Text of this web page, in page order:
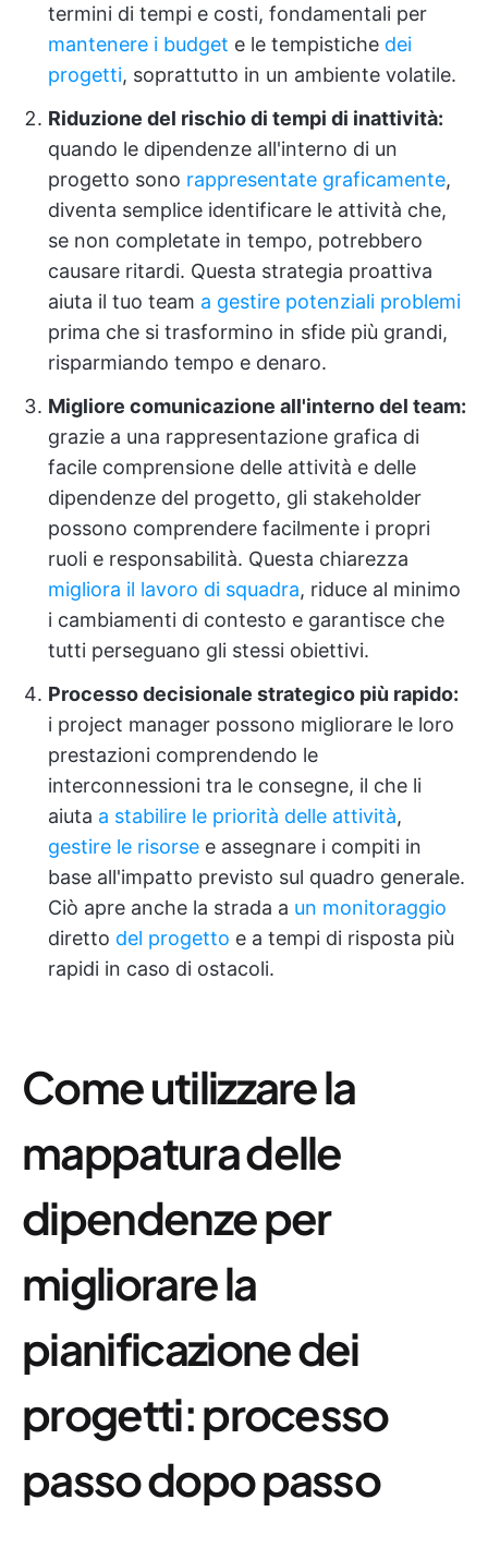
termini di tempi e costi, fondamentali per
mantenere i budget e le tempistiche dei
progetti, soprattutto in un ambiente volatile.
Riduzione del rischio di tempi di inattività:
quando le dipendenze all'interno di un
progetto sono rappresentate graficamente,
diventa semplice identificare le attività che,
se non completate in tempo, potrebbero
causare ritardi. Questa strategia proattiva
aiuta il tuo team a gestire potenziali problemi
prima che si trasformino in sfide più grandi,
risparmiando tempo e denaro.
Migliore comunicazione all'interno del team:
grazie a una rappresentazione grafica di
facile comprensione delle attività e delle
dipendenze del progetto, gli stakeholder
possono comprendere facilmente i propri
ruoli e responsabilità. Questa chiarezza
migliora il lavoro di squadra, riduce al minimo
i cambiamenti di contesto e garantisce che
tutti perseguano gli stessi obiettivi.
Processo decisionale strategico più rapido:
i project manager possono migliorare le loro
prestazioni comprendendo le
interconnessioni tra le consegne, il che li
aiuta a stabilire le priorità delle attività,
gestire le risorse e assegnare i compiti in
base all'impatto previsto sul quadro generale.
Ciò apre anche la strada a un monitoraggio
diretto del progetto e a tempi di risposta più
rapidi in caso di ostacoli.
Come utilizzare la
mappatura delle
dipendenze per
migliorare la
pianificazione dei
progetti: processo
passo dopo passo